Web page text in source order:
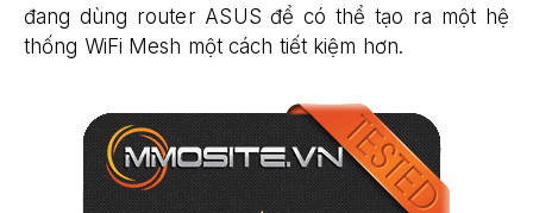
đang dùng router ASUS để có thể tạo ra một hệ
thống WiFi Mesh một cách tiết kiệm hơn.